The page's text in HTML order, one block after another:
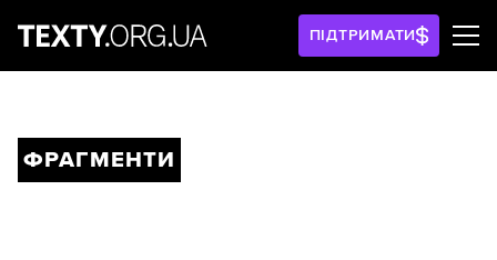
ПІДТРИМАТИ
ФРАГМЕНТИ